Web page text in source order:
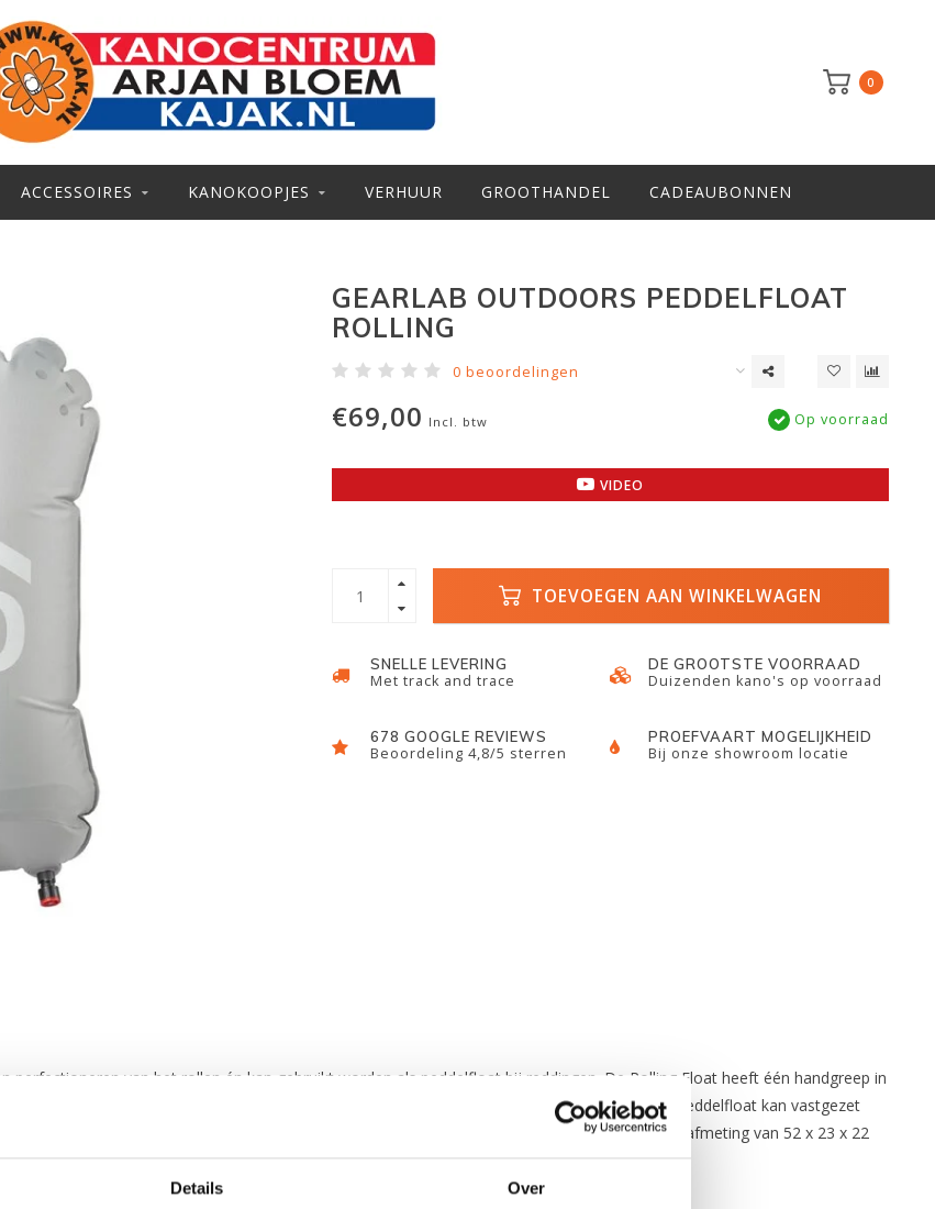
Details Over
0
ACCESSOIRES KANOKOOPJES VERHUUR GROOTHANDEL CADEAUBONNEN
GEARLAB OUTDOORS PEDDELFLOAT
ROLLING
0 beoordelingen
€69,00 Incl. btw Op voorraad
VIDEO
TOEVOEGEN AAN WINKELWAGEN
SNELLE LEVERING
Met track and trace
DE GROOTSTE VOORRAAD
Duizenden kano's op voorraad
678 GOOGLE REVIEWS
Beoordeling 4,8/5 sterren
PROEFVAART MOGELIJKHEID
Bij onze showroom locatie
perfectioneren van het rollen én kan gebruikt worden als peddelfloat bij reddingen. De Rolling Float heeft één handgreep in
voor het rollen met twee handen en heeft een vak voor het insteken van de peddel. De peddelfloat kan vastgezet
niet uitrolt. De Rolling Float heeft een inhoud van tien liter en heeft opgeblazen een afmeting van 52 x 23 x 22